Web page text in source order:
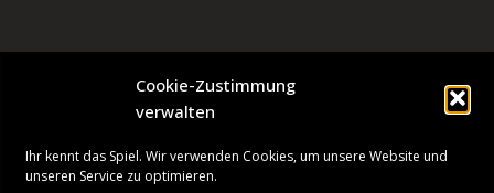
Cookie-Zustimmung
verwalten
Ihr kennt das Spiel. Wir verwenden Cookies, um unsere Website und
unseren Service zu optimieren.